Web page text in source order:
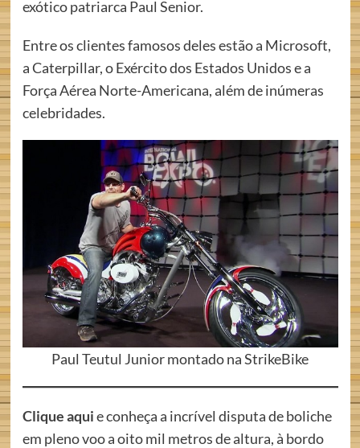
exótico patriarca Paul Senior.
Entre os clientes famosos deles estão a Microsoft,
a Caterpillar, o Exército dos Estados Unidos e a
Força Aérea Norte-Americana, além de inúmeras
celebridades.
Paul Teutul Junior montado na StrikeBike
Clique aquie conheça a incrível disputa de boliche
em pleno voo a oito mil metros de altura, à bordo